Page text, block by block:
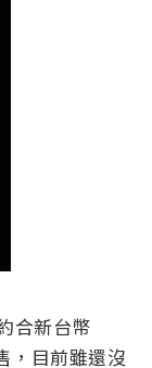
合新台幣
，目前雖還沒